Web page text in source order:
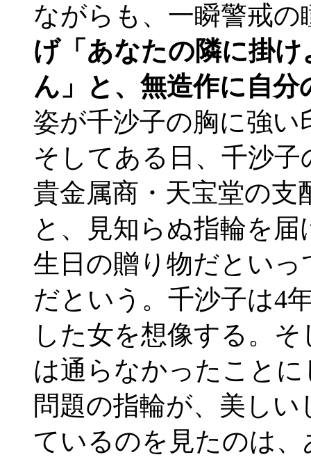
ながらも、一瞬警戒
げ「あなたの隣に掛
ん」と、無造作に自
姿が千沙子の胸に強い
そしてある日、千沙
貴金属商・天宝堂の
と、見知らぬ指輪を
生日の贈り物だとい
だという。千沙子は4
した女を想像する。
は通らなかったこと
問題の指輪が、美し
ているのを見たのは